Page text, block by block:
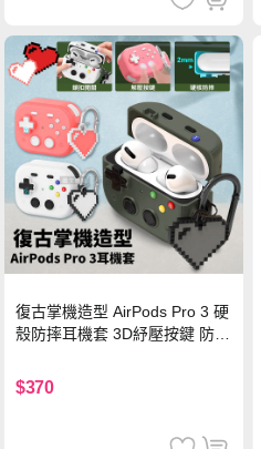
復古掌機造型 AirPods Pro 3 硬
殼防摔耳機套 3D紓壓按鍵 防開
$370